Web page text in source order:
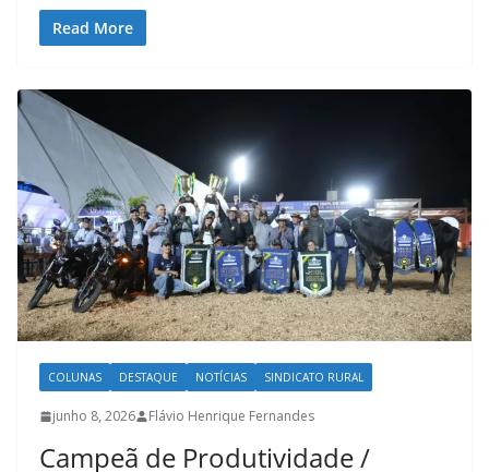
Read More
COLUNAS DESTAQUE NOTÍCIAS SINDICATO RURAL
junho 8, 2026 Flávio Henrique Fernandes
Campeã de Produtividade /